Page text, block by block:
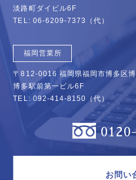
淡路町ダイビル6F
TEL: 06-6209-7373 （代）
福岡営業所
〒812-0016 福岡県福岡市博多区
博多駅前第一ビル6F
TEL:092-414-8150 （代）
お問い